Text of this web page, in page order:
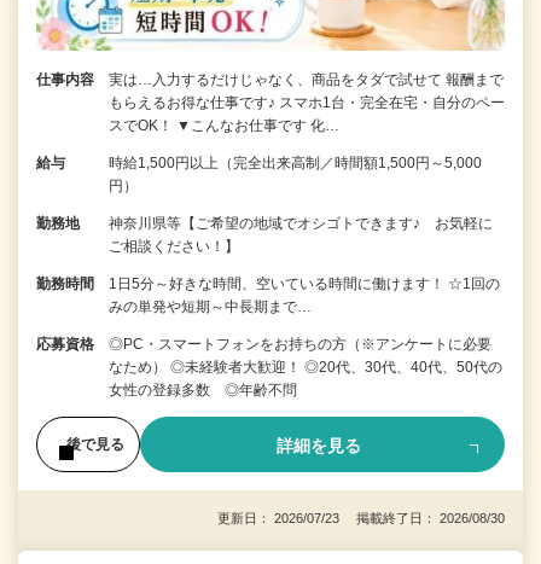
仕事内容
実は…入力するだけじゃなく、商品をタダで試せて 報酬まで
もらえるお得な仕事です♪ スマホ1台・完全在宅・自分のペー
スでOK！ ▼こんなお仕事です 化…
給与
時給1,500円以上（完全出来高制／時間額1,500円～5,000
円）
勤務地
神奈川県等【ご希望の地域でオシゴトできます♪ お気軽に
ご相談ください！】
勤務時間
1日5分～好きな時間、空いている時間に働けます！ ☆1回の
みの単発や短期～中長期まで…
応募資格
◎PC・スマートフォンをお持ちの方（※アンケートに必要
なため） ◎未経験者大歓迎！ ◎20代、30代、40代、50代の
女性の登録多数 ◎年齢不問
後で見る 詳細を見る
更新日： 2026/07/23 掲載終了日： 2026/08/30